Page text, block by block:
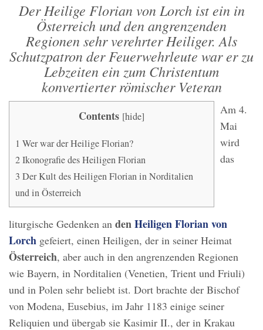
Der Heilige Florian von Lorch ist ein in
Österreich und den angrenzenden
Regionen sehr verehrter Heiliger. Als
Schutzpatron der Feuerwehrleute war er zu
Lebzeiten ein zum Christentum
konvertierter römischer Veteran
Contents [hide]
1 Wer war der Heilige Florian?
2Ikonografie des Heiligen Florian
3 Der Kult des Heiligen Florian in Norditalien
und in Österreich
Am 4.
Mai
wird
das
liturgische Gedenken an denHeiligen Florian von
Lorch gefeiert, einen Heiligen, der in seiner Heimat
Österreich, aber auch in den angrenzenden Regionen
wie Bayern, in Norditalien (Venetien, Trient und Friuli)
und in Polen sehr beliebt ist. Dort brachte der Bischof
von Modena, Eusebius, im Jahr 1183 einige seiner
Reliquien und übergab sie Kasimir II., der in Krakau